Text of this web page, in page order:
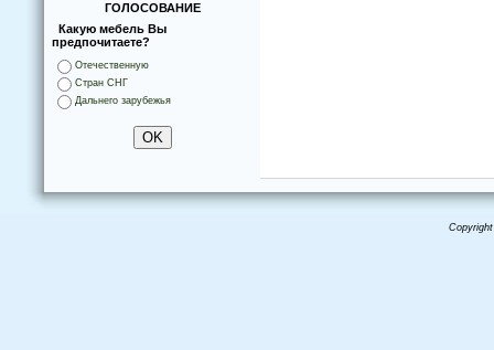
ГОЛОСОВАНИЕ
Какую мебель Вы
предпочитаете?
Отечественную
Стран СНГ
Дальнего зарубежья